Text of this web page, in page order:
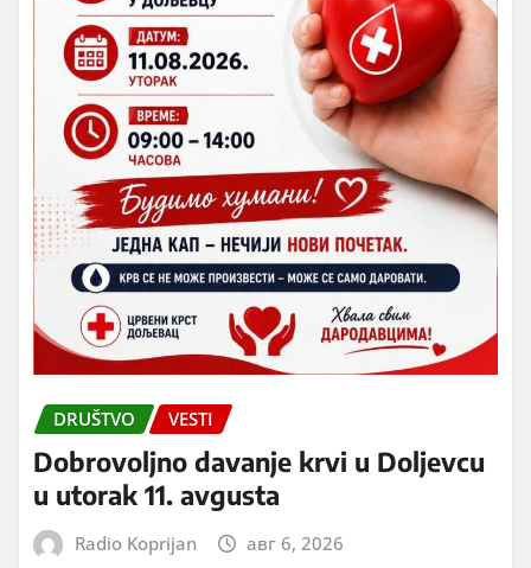
DRUŠTVO VESTI
Dobrovoljno davanje krvi u Doljevcu
u utorak 11. avgusta
Radio Koprijan авг 6, 2026